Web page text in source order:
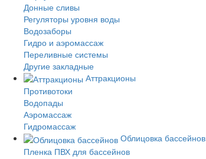
Донные сливы
Регуляторы уровня воды
Водозаборы
Гидро и аэромассаж
Переливные системы
Другие закладные
Аттракционы
Противотоки
Водопады
Аэромассаж
Гидромассаж
Облицовка бассейнов
Пленка ПВХ для бассейнов